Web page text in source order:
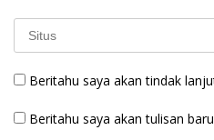
Beritahu saya akan tindak
Beritahu saya akan tulisan